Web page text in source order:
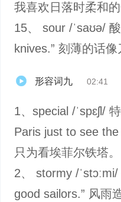
我喜欢日落时柔和的
15、 sour /ˈsaʊə/
knives.” 刻薄的话像
形容词九 02:41
1、special /ˈspɛʃl/
Paris just to see
只为看埃菲尔铁塔。
2、 stormy /
good sailors.” 风雨